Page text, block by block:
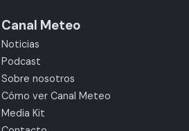
Canal Meteo
Noticias
Podcast
Sobre nosotros
Cómo ver Canal Meteo
Media Kit